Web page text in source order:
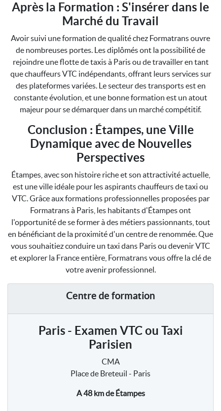
Après la Formation : S'insérer dans le
Marché du Travail
Avoir suivi une formation de qualité chez Formatrans ouvre
de nombreuses portes. Les diplômés ont la possibilité de
rejoindre une flotte de taxis à Paris ou de travailler en tant
que chauffeurs VTC indépendants, offrant leurs services sur
des plateformes variées. Le secteur des transports est en
constante évolution, et une bonne formation est un atout
majeur pour se démarquer dans un marché compétitif.
Conclusion : Étampes, une Ville
Dynamique avec de Nouvelles
Perspectives
Étampes, avec son histoire riche et son attractivité actuelle,
est une ville idéale pour les aspirants chauffeurs de taxi ou
VTC. Grâce aux formations professionnelles proposées par
Formatrans à Paris, les habitants d'Étampes ont
l'opportunité de se former à des métiers passionnants, tout
en bénéficiant de la proximité d'un centre de renommée. Que
vous souhaitiez conduire un taxi dans Paris ou devenir VTC
et explorer la France entière, Formatrans vous offre la clé de
votre avenir professionnel.
Centre de formation
Paris - Examen VTC ou Taxi
Parisien
CMA
Place de Breteuil - Paris
A 48 kmde Étampes